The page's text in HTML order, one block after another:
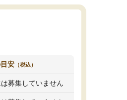
安 （税込）
募集していません